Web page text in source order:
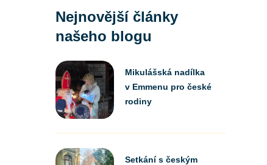
Nejnovější články
našeho blogu
Mikulášská nadílka
v Emmenu pro české
rodiny
Setkání s českým